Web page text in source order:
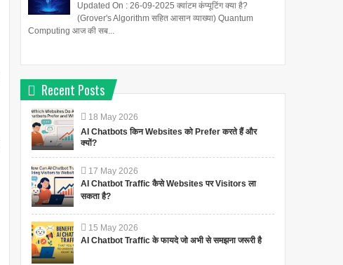
Updated On : 26-09-2025 क्वांटम कंप्यूटिंग क्या है?
(Grover's Algorithm सहित आसान व्याख्या) Quantum
Computing आज की सब...
Recent Posts
18 May 2026
AI Chatbots किन Websites को Prefer करते हैं और
क्यों?
17 May 2026
AI Chatbot Traffic कैसे Websites पर Visitors ला
सकता है?
15 May 2026
AI Chatbot Traffic के फायदे जो अभी से समझना जरूरी है